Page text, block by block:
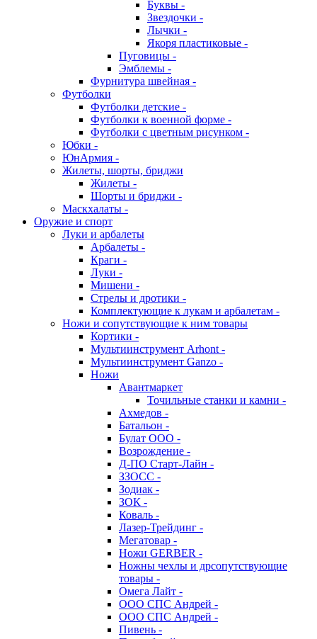
Буквы -
Звездочки -
Лычки -
Якоря пластиковые -
Пуговицы -
Эмблемы -
Фурнитура швейная -
Футболки
Футболки детские -
Футболки к военной форме -
Футболки с цветным рисунком -
Юбки -
ЮнАрмия -
Жилеты, шорты, бриджи
Жилеты -
Шорты и бриджи -
Маскхалаты -
Оружие и спорт
Луки и арбалеты
Арбалеты -
Краги -
Луки -
Мишени -
Стрелы и дротики -
Комплектующие к лукам и арбалетам -
Ножи и сопутствующие к ним товары
Кортики -
Мультиинструмент Arhont -
Мультиинструмент Ganzo -
Ножи
Авантмаркет
Точильные станки и камни -
Ахмедов -
Батальон -
Булат ООО -
Возрождение -
Д-ПО Старт-Лайн -
ЗЗОСС -
Зодиак -
ЗОК -
Коваль -
Лазер-Трейдинг -
Мегатовар -
Ножи GERBER -
Ножны чехлы и дрсопутствующие
товары -
Омега Лайт -
ООО СПС Андрей -
ООО СПС Андрей -
Пивень -